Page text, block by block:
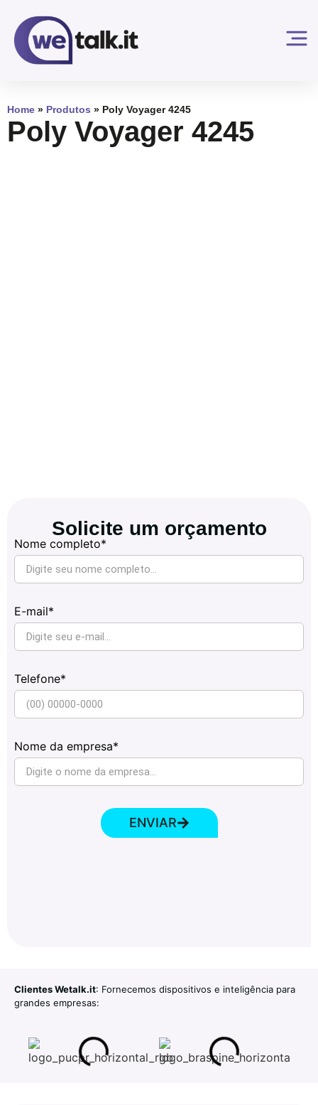
Home » Produtos » Poly Voyager 4245
Poly Voyager 4245
Solicite um orçamento
Nome completo*
E-mail*
Telefone*
Nome da empresa*
ENVIAR
Clientes Wetalk.it: Fornecemos dispositivos e inteligência para
grandes empresas: